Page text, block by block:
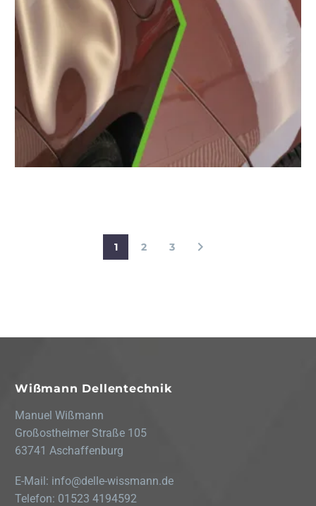
1 2 3
Wißmann Dellentechnik
Manuel Wißmann
Großostheimer Straße 105
63741 Aschaffenburg
E-Mail: info@delle-wissmann.de
Telefon: 01523 4194592